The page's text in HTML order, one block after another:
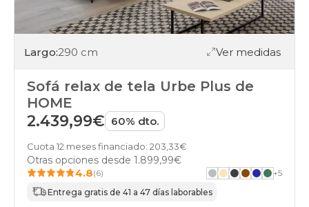
Largo:290 cm Ver medidas
Sofá relax de tela Urbe Plus de
HOME
2.439,99€ 60% dto.
Cuota 12 meses financiado: 203,33€
Otras opciones desde 1.899,99€
4.8(6) +5
Entrega gratis de 41 a 47 días laborables